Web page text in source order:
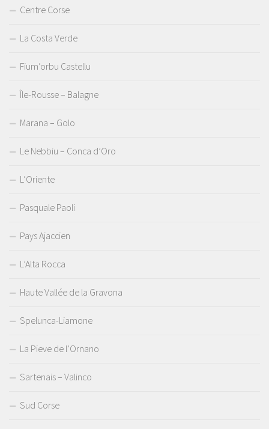
Centre Corse
La Costa Verde
Fium’orbu Castellu
Île-Rousse – Balagne
Marana – Golo
Le Nebbiu – Conca d’Oro
L’Oriente
Pasquale Paoli
Pays Ajaccien
L’Alta Rocca
Haute Vallée de la Gravona
Spelunca-Liamone
La Pieve de l’Ornano
Sartenais – Valinco
Sud Corse